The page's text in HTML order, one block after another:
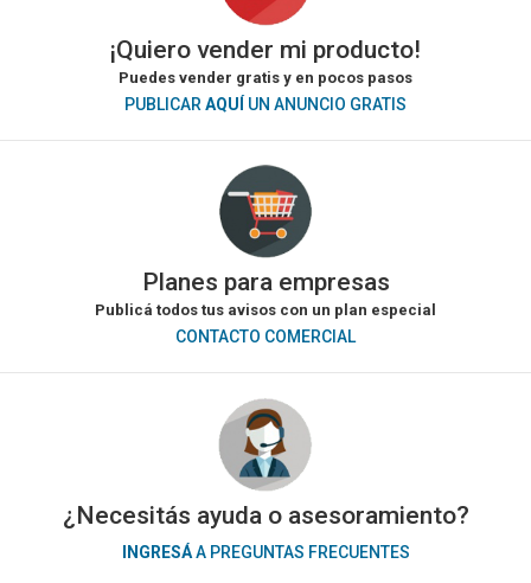
¡Quiero vender mi producto!
Puedes vender gratis y en pocos pasos
PUBLICAR AQUÍ UN ANUNCIO GRATIS
Planes para empresas
Publicá todos tus avisos con un plan especial
CONTACTO COMERCIAL
¿Necesitás ayuda o asesoramiento?
INGRESÁA PREGUNTAS FRECUENTES